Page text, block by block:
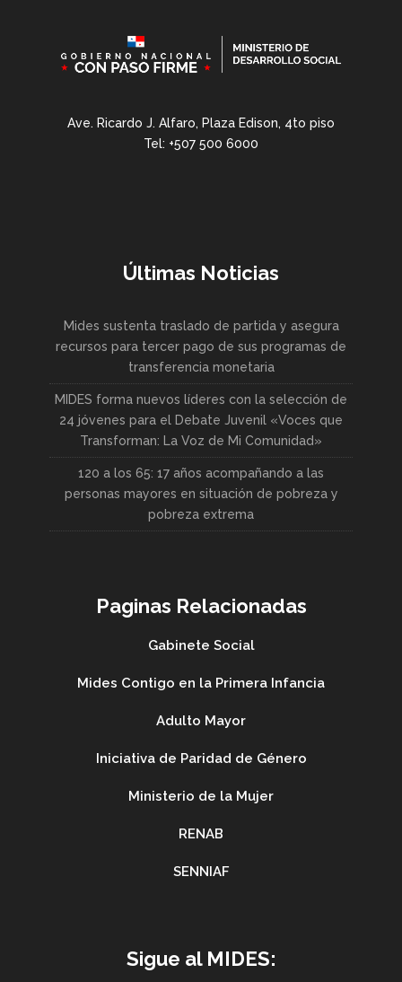
Ave. Ricardo J. Alfaro, Plaza Edison, 4to piso
Tel: +507 500 6000
Últimas Noticias
Mides sustenta traslado de partida y asegura
recursos para tercer pago de sus programas de
transferencia monetaria
MIDES forma nuevos líderes con la selección de
24 jóvenes para el Debate Juvenil «Voces que
Transforman: La Voz de Mi Comunidad»
120 a los 65: 17 años acompañando a las
personas mayores en situación de pobreza y
pobreza extrema
Paginas Relacionadas
Gabinete Social
Mides Contigo en la Primera Infancia
Adulto Mayor
Iniciativa de Paridad de Género
Ministerio de la Mujer
RENAB
SENNIAF
Sigue al MIDES: